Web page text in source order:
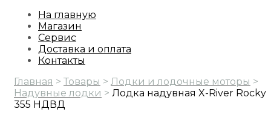
На главную
Магазин
Сервис
Доставка и оплата
Контакты
Главная > Товары > Лодки и лодочные моторы >
Надувные лодки > Лодка надувная X-River Rocky
355 НДВД